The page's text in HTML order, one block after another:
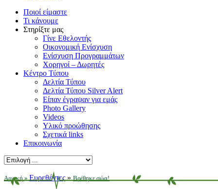
Ποιοί είμαστε
Τι κάνουμε
Στηρίξτε μας
Γίνε Εθελοντής
Οικονομική Ενίσχυση
Ενίσχυση Προγραμμάτων
Χορηγοί – Δωρητές
Κέντρο Τύπου
Δελτία Τύπου
Δελτία Τύπου Silver Alert
Είπαν έγραψαν για εμάς
Photo Gallery
Videos
Υλικό προώθησης
Σχετικά links
Επικοινωνία
Αρχική » Ευρεθέντες » Βρέθηκε σώα!